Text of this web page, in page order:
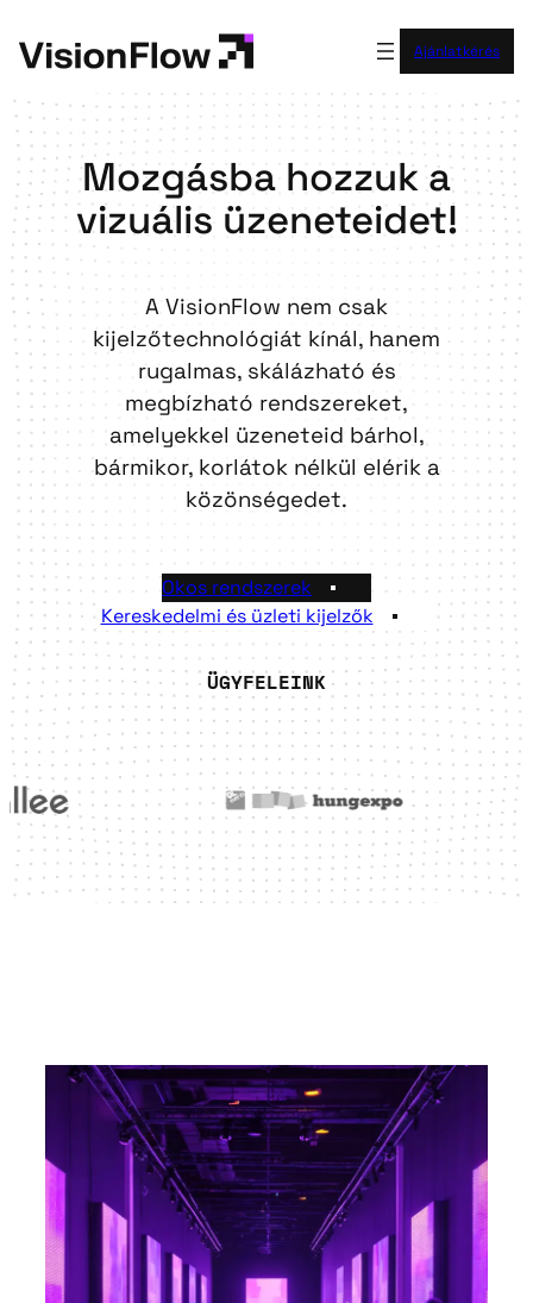
Ajánlatkérés
Mozgásba hozzuk a
vizuális üzeneteidet!
A VisionFlow nem csak
kijelzőtechnológiát kínál, hanem
rugalmas, skálázható és
megbízható rendszereket,
amelyekkel üzeneteid bárhol,
bármikor, korlátok nélkül elérik a
közönségedet.
Okos rendszerek
Kereskedelmi és üzleti kijelzők
ÜGYFELEINK